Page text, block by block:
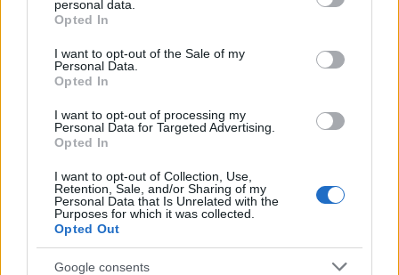
grant or deny consent to Google and its third-party tags to
use your data for below specified purposes in below Google
consent section.
personal data.
Opted In
I want to opt-out of the Sale of my
Personal Data.
Opted In
I want to opt-out of processing my
Personal Data for Targeted Advertising.
Opted In
I want to opt-out of Collection, Use,
Retention, Sale, and/or Sharing of my
Personal Data that Is Unrelated with the
Purposes for which it was collected.
Opted Out
Google consents
a modern és kortárs vizuális művészetekben;
zárva–Melankólia a modern művészetben).
Múzeumban is. Több nemzetközi
konferenciát szervezett a művészet és
magyarországi képzőművészeti kritika
helyzetéről. Az elmúlt négy évben számos
művészeti konferencián tartott előadást
többek között Budapesten, Bukarestben,
Párizsban, Kolozsváron,